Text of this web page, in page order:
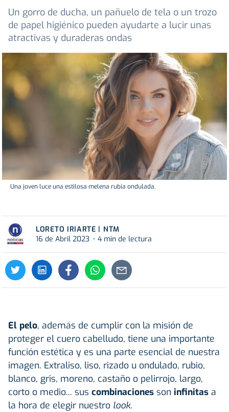
Un gorro de ducha, un pañuelo de tela o un trozo
de papel higiénico pueden ayudarte a lucir unas
atractivas y duraderas ondas
Una joven luce una estilosa melena rubia ondulada.
LORETO IRIARTE | NTM
16 de Abril 2023
4 min de lectura
El pelo, además de cumplir con la misión de
proteger el cuero cabelludo, tiene una importante
función estética y es una parte esencial de nuestra
imagen. Extraliso, liso, rizado u ondulado, rubio,
blanco, gris, moreno, castaño o pelirrojo, largo,
corto o medio... sus combinaciones son infinitas a
la hora de elegir nuestro look.